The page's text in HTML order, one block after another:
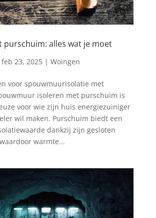
purschuim: alles wat je moet
feb 23, 2025| Woingen
voor spouwmuurisolatie met
isoleren met purschuim is
voor wie zijn huis energiezuiniger
wil maken. Purschuim biedt een
dankzij zijn gesloten
warmte...